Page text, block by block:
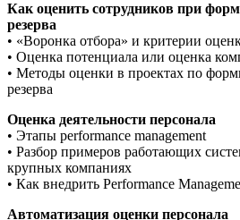
Как оценить сотрудников при
резерва
• «Воронка отбора» и критерии
• Оценка потенциала или оценка
• Методы оценки в проектах по
резерва
Оценка деятельности персонала
• Этапы performance management
• Разбор примеров работающих
крупных компаниях
• Как внедрить Performance
Автоматизация оценки персонала